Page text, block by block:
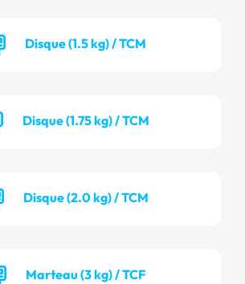
Disque (1.5 kg) / TCM
Disque (1.75 kg) / TCM
Disque (2.0 kg) / TCM
Marteau (3 kg) / TCF